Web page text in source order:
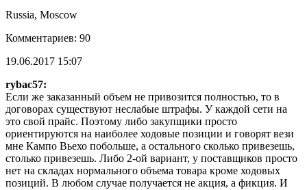
Russia, Moscow
Комментариев: 90
19.06.2017 15:07
rybac57:
Если же заказанный объем не привозится полностью, то в
договорах существуют неслабые штрафы. У каждой сети на
это свой прайс. Поэтому либо закупщики просто
ориентируются на наиболее ходовые позиции и говорят вези
мне Кампо Вьехо побольше, а остального сколько привезешь,
столько привезешь. Либо 2-ой вариант, у поставщиков просто
нет на складах нормального объема товара кроме ходовых
позиций. В любом случае получается не акция, а фикция. И